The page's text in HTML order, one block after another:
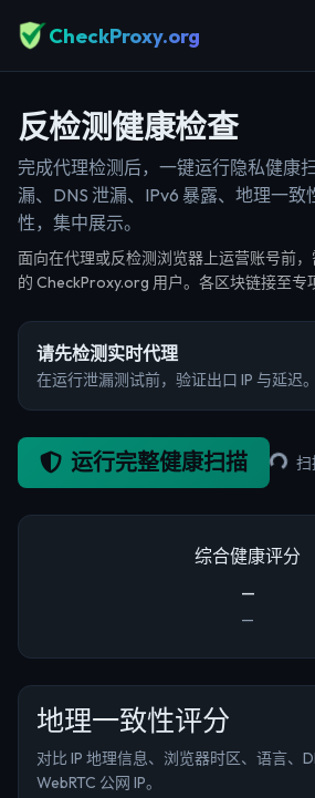
CheckProxy.org
反检测健康检查
完成代理检测后，一键运行隐私健康
漏、DNS 泄漏、IPv6 暴露、地理一致
性，集中展示。
面向在代理或反检测浏览器上运营账号前
的 CheckProxy.org 用户。各区块链接至专
请先检测实时代理
在运行泄漏测试前，验证出口 IP 与延迟。
运行完整健康扫描
综合健康评分
—
—
地理一致性评分
对比 IP 地理信息、浏览器时区、语言、
WebRTC 公网 IP。